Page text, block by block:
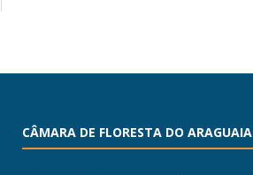
CÂMARA DE FLORESTA DO ARAGUAIA